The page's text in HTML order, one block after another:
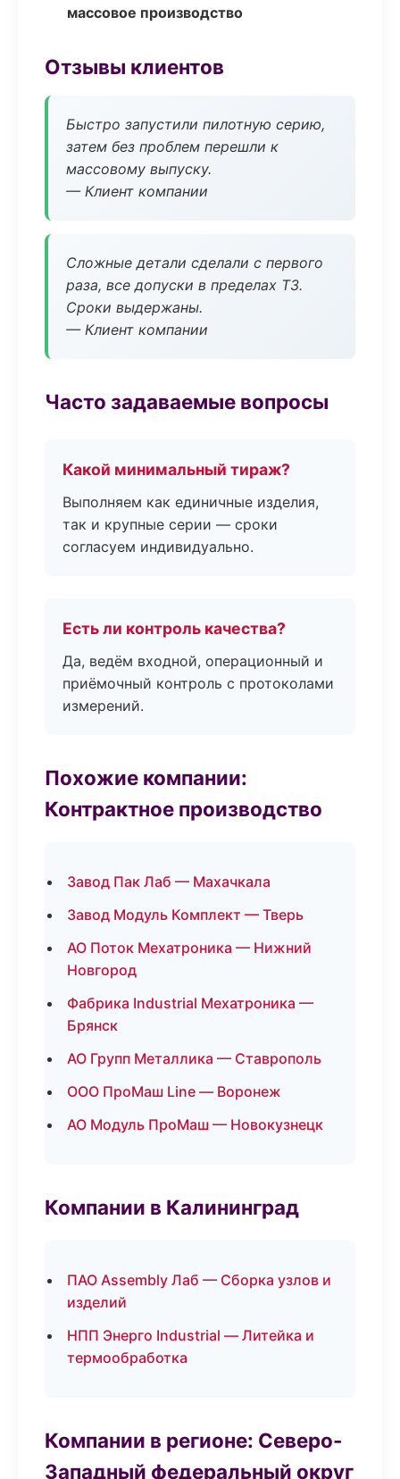
массовое производство
Отзывы клиентов
Быстро запустили пилотную серию,
затем без проблем перешли к
массовому выпуску.
— Клиент компании
Сложные детали сделали с первого
раза, все допуски в пределах ТЗ.
Сроки выдержаны.
— Клиент компании
Часто задаваемые вопросы
Какой минимальный тираж?
Выполняем как единичные изделия,
так и крупные серии — сроки
согласуем индивидуально.
Есть ли контроль качества?
Да, ведём входной, операционный и
приёмочный контроль с протоколами
измерений.
Похожие компании:
Контрактное производство
Завод Пак Лаб — Махачкала
Завод Модуль Комплект — Тверь
АО Поток Мехатроника — Нижний
Новгород
Фабрика Industrial Мехатроника —
Брянск
АО Групп Металлика — Ставрополь
ООО ПроМаш Line — Воронеж
АО Модуль ПроМаш — Новокузнецк
Компании в Калининград
ПАО Assembly Лаб — Сборка узлов и
изделий
НПП Энерго Industrial — Литейка и
термообработка
Компании в регионе: Северо-
Западный федеральный округ